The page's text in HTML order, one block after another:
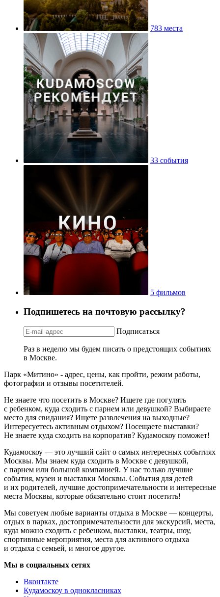
783 места
33 события
5 фильмов
Подпишетесь на почтовую рассылку?
Подписаться
Раз в неделю мы будем писать о предстоящих событиях
в Москве.
Парк «Митино» - адрес, цены, как пройти, режим работы,
фотографии и отзывы посетителей.
Не знаете что посетить в Москве? Ищете где погулять
с ребенком, куда сходить с парнем или девушкой? Выбираете
место для свидания? Ищете развлечения на выходные?
Интересуетесь активным отдыхом? Посещаете выставки?
Не знаете куда сходить на корпоратив? Кудамоскоу поможет!
Кудамоскоу — это лучший сайт о самых интересных событиях
Москвы. Мы знаем куда сходить в Москве с девушкой,
с парнем или большой компанией. У нас только лучшие
события, музеи и выставки Москвы. События для детей
и их родителей, лучшие достопримечательности и интересные
места Москвы, которые обязательно стоит посетить!
Мы советуем любые варианты отдыха в Москве — концерты,
отдых в парках, достопримечательности для экскурсий, места,
куда можно сходить с ребенком, выставки, театры, шоу,
спортивные мероприятия, места для активного отдыха
и отдыха с семьей, и многое другое.
Мы в социальных сетях
Вконтакте
Кудамоскоу в однокласниках